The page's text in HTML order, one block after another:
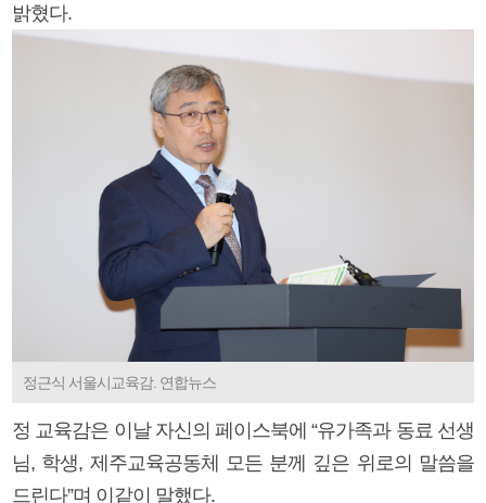
밝혔다.
정근식 서울시교육감. 연합뉴스
정 교육감은 이날 자신의 페이스북에 “유가족과 동료 선생
님, 학생, 제주교육공동체 모든 분께 깊은 위로의 말씀을
드린다”며 이같이 말했다.